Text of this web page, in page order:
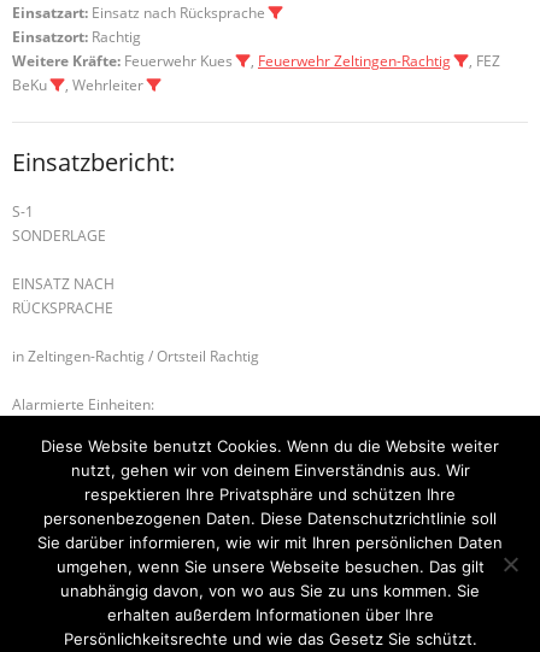
Einsatzart: Einsatz nach Rücksprache
Einsatzort: Rachtig
Weitere Kräfte: Feuerwehr Kues , Feuerwehr Zeltingen-Rachtig
, FEZ
BeKu
, Wehrleiter
Einsatzbericht:
S-1
SONDERLAGE
EINSATZ NACH
RÜCKSPRACHE
in Zeltingen-Rachtig / Ortsteil Rachtig
Alarmierte Einheiten:
FF-Zeltingen-Rachtig-Gruppe
H-2 PERSON IN ZWANGSLAGE H-3 HÖHEN-, TIEFENRETTUNG
Startseite Einsätze Mitglied werden Über uns
Diese Website benutzt Cookies. Wenn du die Website weiter
nutzt, gehen wir von deinem Einverständnis aus. Wir
respektieren Ihre Privatsphäre und schützen Ihre
personenbezogenen Daten. Diese Datenschutzrichtlinie soll
Sie darüber informieren, wie wir mit Ihren persönlichen Daten
umgehen, wenn Sie unsere Webseite besuchen. Das gilt
unabhängig davon, von wo aus Sie zu uns kommen. Sie
erhalten außerdem Informationen über Ihre
Persönlichkeitsrechte und wie das Gesetz Sie schützt.